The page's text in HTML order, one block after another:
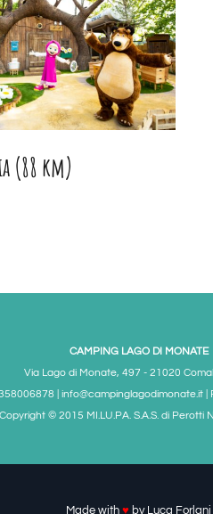
(88 km)
CAMPING LAGO DI MONATE
Via Lago di Monate, 497 - 21020
| info@campinglagodimonate.it |
Copyright © 2015 MI.LU.PA. S.A.S. di Perotti
Made with ♥ by Luca Forlani